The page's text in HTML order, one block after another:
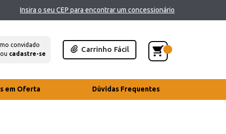
Insira o seu CEP para encontrar um concessionário
convidado
ou cadastre-se
Carrinho Fácil
em Oferta Dúvidas Frequentes